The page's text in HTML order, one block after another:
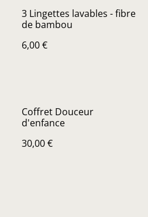
3 Lingettes lavables - fibre
de bambou
6,00 €
Coffret Douceur
d'enfance
30,00 €